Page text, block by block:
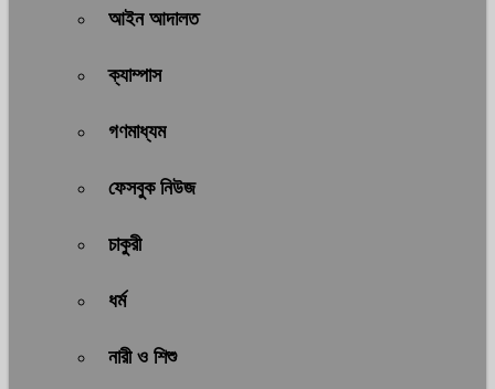
আইন আদালত
ক্যাম্পাস
গণমাধ্যম
ফেসবুক নিউজ
চাকুরী
ধর্ম
নারী ও শিশু